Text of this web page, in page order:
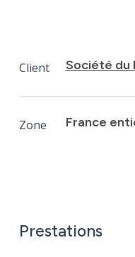
Client Société du
Zone France
Prestations